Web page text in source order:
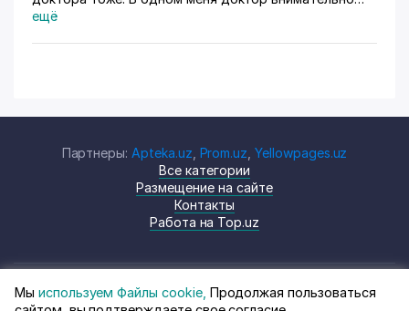
осмотрела. Там на стенах висят в рамках документы,
ещё
Партнеры: Apteka.uz Prom.uz ,Yellowpages.uz
Все категории
Размещение на сайте
Контакты
Работа на Top.uz
© Top.uz, 2024 Каталог компаний Политика
Мы используем Файлы cookie, Продолжая пользоваться